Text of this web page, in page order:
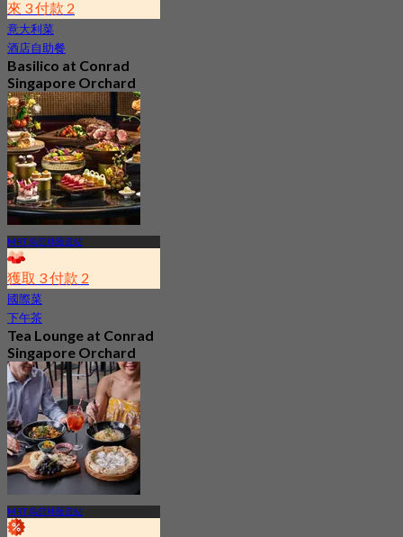
來 3 付款 2
意大利菜
酒店自助餐
Basilico at Conrad
Singapore Orchard
5.0
1.4K 已預訂
起S$ 54.35
MRT 烏節林蔭道站
獲取 3 付款 2
國際菜
下午茶
Tea Lounge at Conrad
Singapore Orchard
4.7
631 已預訂
起S$ 34.2
MRT 烏節林蔭道站